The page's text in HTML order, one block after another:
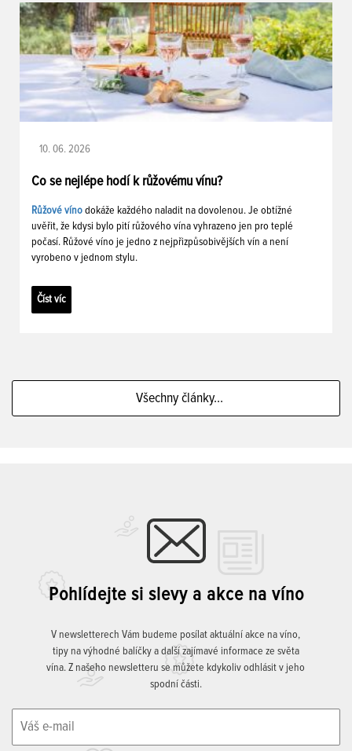
10. 06. 2026
Co se nejlépe hodí k růžovému vínu?
Růžové víno dokáže každého naladit na dovolenou. Je obtížné
uvěřit, že kdysi bylo pití růžového vína vyhrazeno jen pro teplé
počasí. Růžové víno je jedno z nejpřizpůsobivějších vín a není
vyrobeno v jednom stylu.
Číst víc
Všechny články...
Pohlídejte si slevy a akce na víno
V newsletterech Vám budeme posílat aktuální akce na víno,
tipy na výhodné balíčky a další zajímavé informace ze světa
vína. Z našeho newsletteru se můžete kdykoliv odhlásit v jeho
spodní části.